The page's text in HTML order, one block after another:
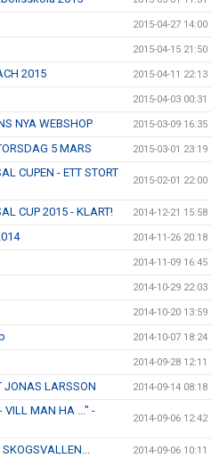
2015-04-27 14:00
2015-04-15 21:50
2015 2015-04-11 22:13
2015-04-03 00:31
NYA WEBSHOP 2015-03-09 16:35
5 MARS 2015-03-01 23:19
CUPEN - ETT STORT
2015-02-01 22:00
CUP 2015 - KLART! 2014-12-21 15:58
2014-11-26 20:18
2014-11-09 16:45
2014-10-29 22:03
2014-10-20 13:59
2014-10-07 18:24
2014-09-28 12:11
JONAS LARSSON 2014-09-14 08:18
VILL MAN HA ..." -
2014-09-06 12:42
2014-09-06 10:11